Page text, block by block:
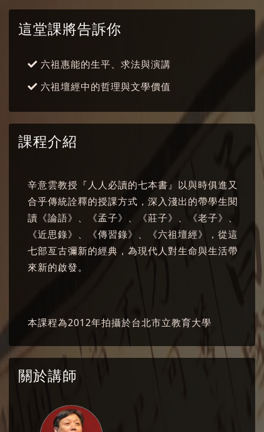
這堂課將告訴你
六祖惠能的生平、求法與演講
六祖壇經中的哲理與文學價值
課程介紹
辛意雲教授『人人必讀的七本書』以與時俱進又
合乎傳統詮釋的授課方式，深入淺出的帶學生閱
讀《論語》、《孟子》、《莊子》、《老子》、
《近思錄》、《傳習錄》、《六祖壇經》，從這
七部亙古彌新的經典，為現代人對生命與生活帶
來新的啟發。
本課程為2012年拍攝於台北市立教育大學
關於講師